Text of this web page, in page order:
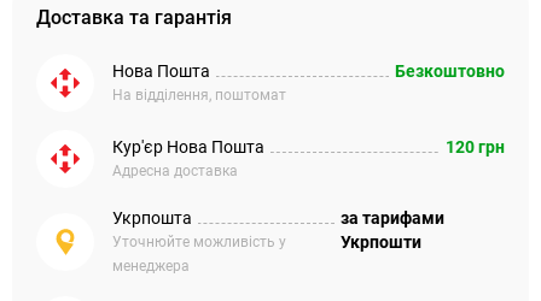
Доставка та гарантія
Нова Пошта
На відділення, поштомат
Безкоштовно
Кур'єр Нова Пошта
Адресна доставка
120 грн
Укрпошта
Уточнюйте можливість у
менеджера
за тарифами
Укрпошти